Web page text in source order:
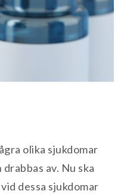
olika sjukdomar
av. Nu ska
dessa sjukdomar